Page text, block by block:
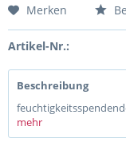
Merken
Artikel-Nr.:
Beschreibung
mehr